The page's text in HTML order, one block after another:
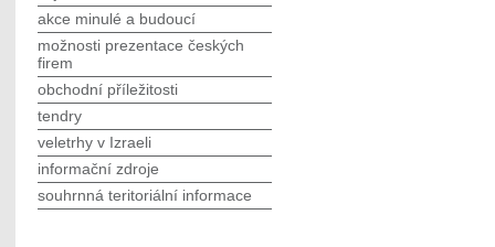
akce minulé a budoucí
možnosti prezentace českých
firem
obchodní příležitosti
tendry
veletrhy v Izraeli
informační zdroje
souhrnná teritoriální informace